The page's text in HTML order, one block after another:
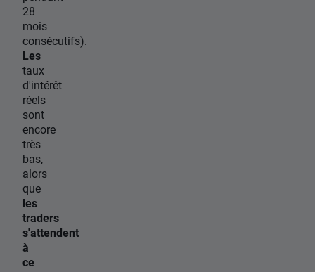
28
mois
consécutifs).
Les
taux
d'intérêt
réels
sont
encore
très
bas,
alors
que
les
traders
s'attendent
à
ce